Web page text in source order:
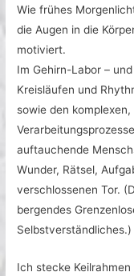
Wie frühes
die Augen in die
motiviert.
Im Gehirn-Labor –
Kreisläufen und
sowie den
auftauchende
Wunder, Rätsel,
verschlossenen Tor.
bergendes
Selbstverständliches.)
Ich stecke